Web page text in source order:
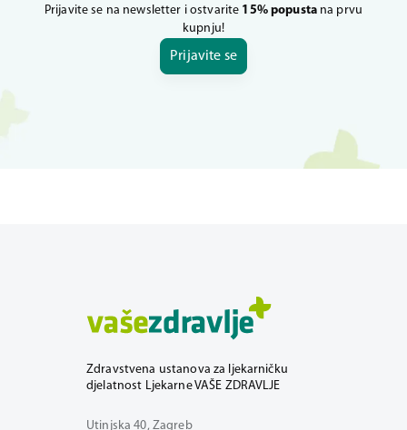
Prijavite se na newsletter i ostvarite 15% popustana prvu
kupnju!
Prijavite se
Zdravstvena ustanova za ljekarničku
djelatnost Ljekarne VAŠE ZDRAVLJE
Utinjska 40, Zagreb